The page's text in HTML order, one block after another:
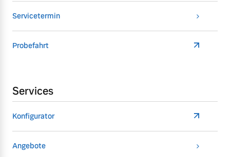
Servicetermin
Probefahrt
Services
Konfigurator
Angebote